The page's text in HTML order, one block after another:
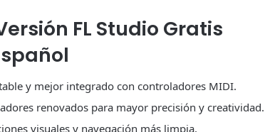
FL Studio Gratis
y mejor integrado con controladores MIDI.
renovados para mayor precisión y creatividad.
visuales y navegación más limpia.